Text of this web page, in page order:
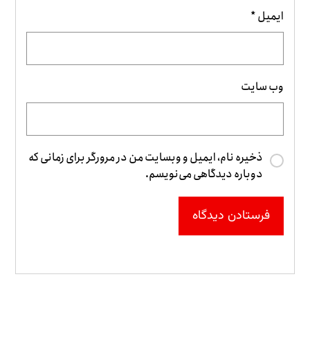
ایمیل*
وب‌ سایت
ذخیره نام، ایمیل و وبسایت من در مرورگر برای زمانی که
دوباره دیدگاهی می‌نویسم.
فرستادن دیدگاه